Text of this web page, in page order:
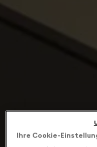
Ihre Cookie-